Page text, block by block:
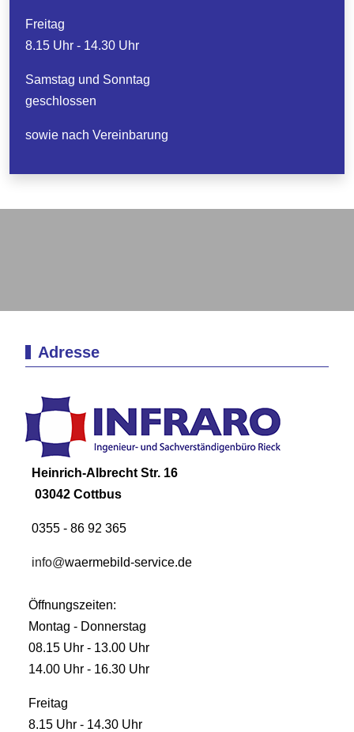
Freitag
8.15 Uhr - 14.30 Uhr
Samstag und Sonntag
geschlossen
sowie nach Vereinbarung
Adresse
Heinrich-Albrecht Str. 16
03042 Cottbus
0355 - 86 92 365
info@waermebild-service.de
Öffnungszeiten:
Montag - Donnerstag
08.15 Uhr - 13.00 Uhr
14.00 Uhr - 16.30 Uhr
Freitag
8.15 Uhr - 14.30 Uhr